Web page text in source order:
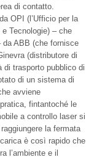
di contatto.
OPI (l’Ufficio per la
Tecnologie) – che
da ABB (che fornisce
(distributore di
di trasporto pubblico di
di un sistema di
avviene
fintantoché le
a controllo laser si
la fermata
è così rapido che
l’ambiente e il